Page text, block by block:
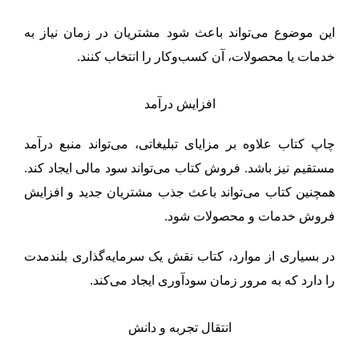
این موضوع می‌تواند باعث شود مشتریان در زمان نیاز به
خدمات یا محصولات، آن کسب‌وکار را انتخاب کنند.
افزایش درآمد
چاپ کتاب علاوه بر مزایای تبلیغاتی، می‌تواند منبع درآمد
مستقیم نیز باشد. فروش کتاب می‌تواند سود مالی ایجاد کند.
همچنین کتاب می‌تواند باعث جذب مشتریان جدید و افزایش
فروش خدمات و محصولات شود.
در بسیاری از موارد، کتاب نقش یک سرمایه‌گذاری بلندمدت
را دارد که به مرور زمان سودآوری ایجاد می‌کند.
انتقال تجربه و دانش